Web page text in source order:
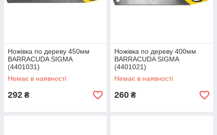
Ножівка по дереву 450мм
BARRACUDA SIGMA
(4401031)
Немає в наявності
292 ₴
Ножівка по дереву 400мм
BARRACUDA SIGMA
(4401021)
Немає в наявності
260 ₴